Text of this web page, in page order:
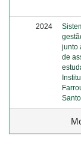
2024
junto
de